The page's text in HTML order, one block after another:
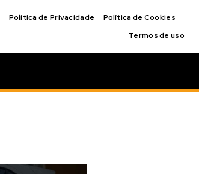
Política de Privacidade
Política de Cookies
Termos de uso